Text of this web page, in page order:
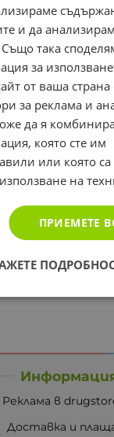
лв.
страница по:
Реклама в
Доставка и
и да
така
за
от ваша
за реклама и
да я
която сте им
или която
на
ПРИЕМЕТЕ